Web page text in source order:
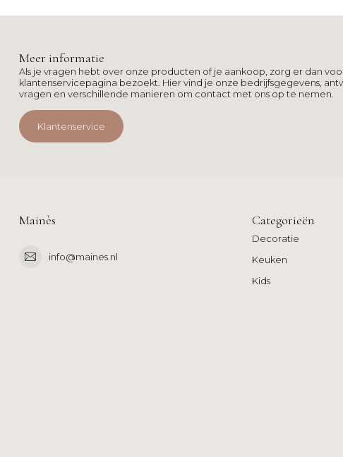
Meer informatie
Als je vragen hebt over onze producten of je aankoop, zorg er dan
klantenservicepagina bezoekt. Hier vind je onze bedrijfsgegevens,
vragen en verschillende manieren om contact met ons op te nemen.
Klantenservice
Mainès
info@maines.nl
Categorieën
Decoratie
Keuken
Kids